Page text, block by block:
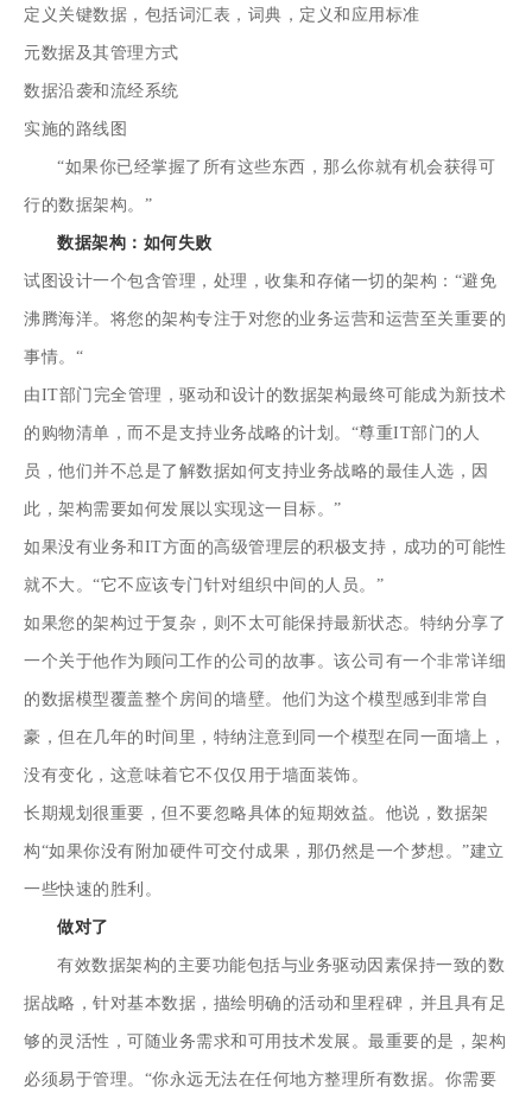
定义关键数据，包括词汇表，词典，定义和应用标准
元数据及其管理方式
数据沿袭和流经系统
实施的路线图
“如果你已经掌握了所有这些东西，那么你就有机会获得可
行的数据架构。”
数据架构：如何失败
试图设计一个包含管理，处理，收集和存储一切的架构：“避免
沸腾海洋。将您的架构专注于对您的业务运营和运营至关重要的
事情。“
由IT部门完全管理，驱动和设计的数据架构最终可能成为新技术
的购物清单，而不是支持业务战略的计划。“尊重IT部门的人
员，他们并不总是了解数据如何支持业务战略的最佳人选，因
此，架构需要如何发展以实现这一目标。”
如果没有业务和IT方面的高级管理层的积极支持，成功的可能性
就不大。“它不应该专门针对组织中间的人员。”
如果您的架构过于复杂，则不太可能保持最新状态。特纳分享了
一个关于他作为顾问工作的公司的故事。该公司有一个非常详细
的数据模型覆盖整个房间的墙壁。他们为这个模型感到非常自
豪，但在几年的时间里，特纳注意到同一个模型在同一面墙上，
没有变化，这意味着它不仅仅用于墙面装饰。
长期规划很重要，但不要忽略具体的短期效益。他说，数据架
构“如果你没有附加硬件可交付成果，那仍然是一个梦想。”建立
一些快速的胜利。
做对了
有效数据架构的主要功能包括与业务驱动因素保持一致的数
据战略 ，针对基本数据，描绘明确的活动和里程碑，并且具有足
够的灵活性，可随业务需求和可用技术发展。最重要的是，架构
必须易于管理。“你永远无法在任何地方整理所有数据。你需要